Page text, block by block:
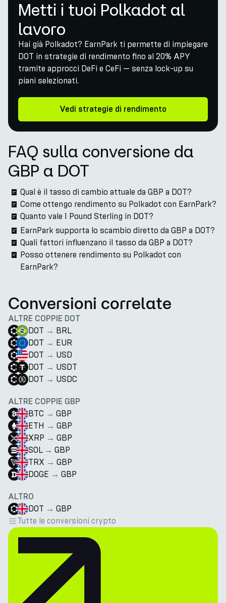
Metti i tuoi Polkadot al
lavoro
Hai già Polkadot? EarnPark ti permette di impiegare
DOT in strategie di rendimento fino al 20% APY
tramite approcci DeFi e CeFi — senza lock-up su
piani selezionati.
Vedi strategie di rendimento
FAQ sulla conversione da
GBP a DOT
Qual è il tasso di cambio attuale da GBP a DOT?
Come ottengo rendimento su Polkadot con EarnPark?
Quanto vale 1 Pound Sterling in DOT?
EarnPark supporta lo scambio diretto da GBP a DOT?
Quali fattori influenzano il tasso da GBP a DOT?
Posso ottenere rendimento su Polkadot con
EarnPark?
Conversioni correlate
ALTRE COPPIE DOT
DOT → BRL
DOT → EUR
DOT → USD
DOT → USDT
DOT → USDC
ALTRE COPPIE GBP
BTC → GBP
ETH → GBP
XRP → GBP
SOL → GBP
TRX → GBP
DOGE → GBP
ALTRO
DOT → GBP
Tutte le conversioni crypto